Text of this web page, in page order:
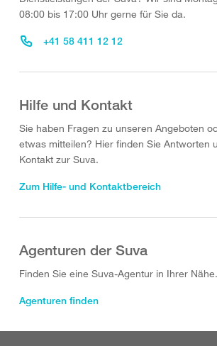
08:00 bis 17:00 Uhr gerne für Sie da.
+41 58 411 12 12
Hilfe und Kontakt
Sie haben Fragen zu unseren Angeboten
etwas mitteilen? Hier finden Sie Antworten
Kontakt zur Suva.
Zum Hilfe- und Kontaktbereich
Agenturen der Suva
Finden Sie eine Suva-Agentur in Ihrer Nähe.
Agenturen finden